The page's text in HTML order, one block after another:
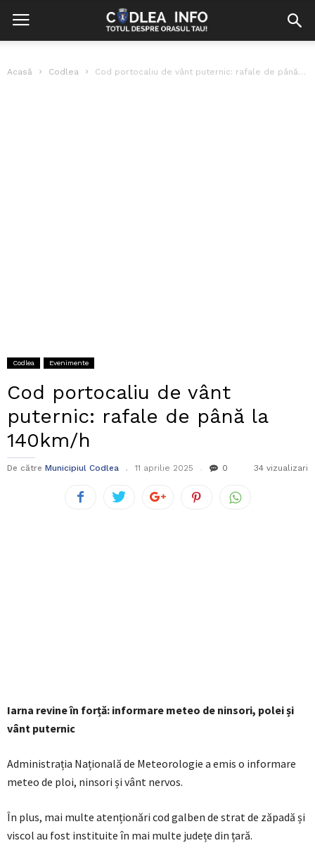
Acasă Codlea Cod portocaliu de vânt puternic: rafale de până la 140km/h
Codlea Evenimente
Cod portocaliu de vânt
puternic: rafale de până la
140km/h
De către Municipiul Codlea 11 aprilie 2025 0 34 vizualizari
Iarna revine în forță: informare meteo de ninsori, polei și
vânt puternic
Administrația Națională de Meteorologie a emis o informare
meteo de ploi, ninsori și vânt nervos.
În plus, mai multe atenționări cod galben de strat de zăpadă și
viscol au fost instituite în mai multe județe din țară.